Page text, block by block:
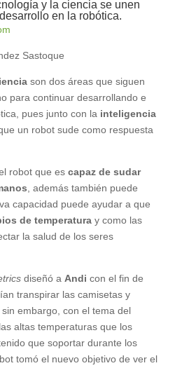
y la ciencia se unen
en la robótica.
Sastoque
son dos áreas que siguen
para continuar desarrollando e
pues junto con la inteligencia
un robot sude como respuesta
robot que escapaz de sudar
, además también puede
capacidad puede ayudar a que
de temperaturay como las
la salud de los seres
diseñó a Andi con el fin de
transpirar las camisetas y
embargo, con el tema del
altas temperaturas que los
que soportar durante los
tomó el nuevo objetivo de ver el